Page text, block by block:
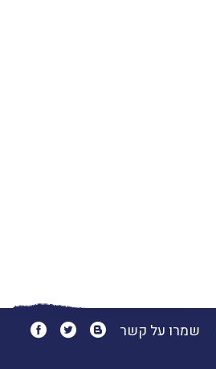
שמרו על קשר